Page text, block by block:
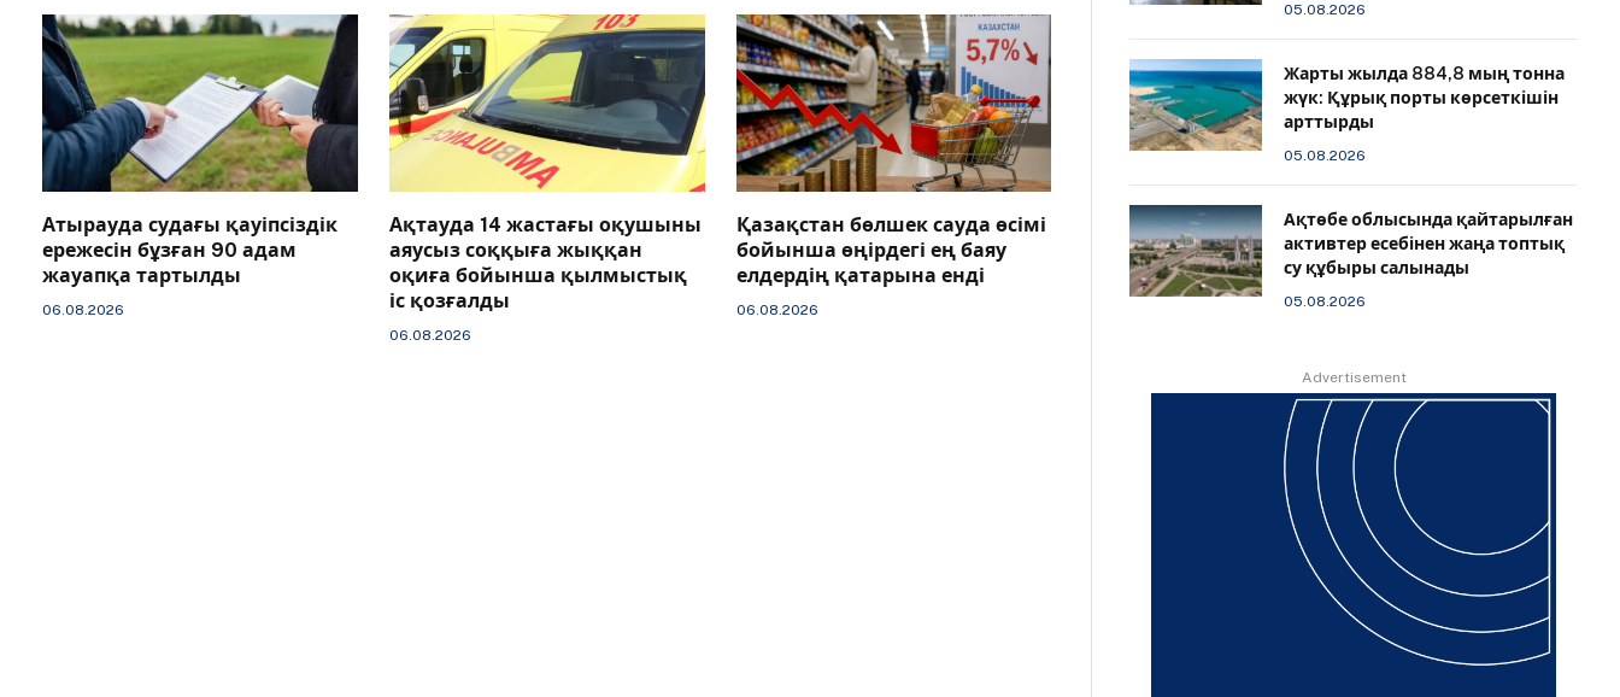
Атырауда судағы қауіпсіздік
ережесін бұзған 90 адам
жауапқа тартылды
06.08.2026
Ақтауда 14 жастағы оқушыны
аяусыз соққыға жыққан
оқиға бойынша қылмыстық
іс қозғалды
06.08.2026
Қазақстан бөлшек сауда өсімі
бойынша өңірдегі ең баяу
елдердің қатарына енді
06.08.2026
05.08.2026
Жарты жылда 884,8 мың тонна
жүк: Құрық порты көрсеткішін
арттырды
05.08.2026
Ақтөбе облысында қайтарылған
активтер есебінен жаңа топтық
су құбыры салынады
05.08.2026
Advertisement